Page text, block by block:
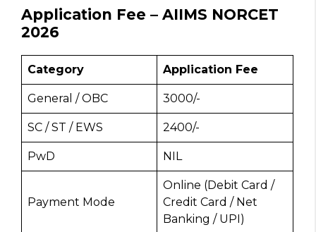
Application Fee – AIIMS NORCET
2026
Category Application Fee
General / OBC ₹3000/-
SC / ST / EWS ₹2400/-
PwD NIL
Payment Mode
Online (Debit Card /
Credit Card / Net
Banking / UPI)